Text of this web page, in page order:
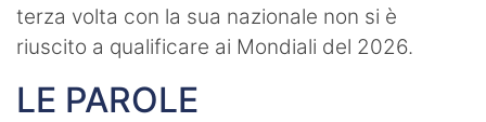
terza volta con la sua nazionale non si è
riuscito a qualificare ai Mondiali del 2026.
LE PAROLE